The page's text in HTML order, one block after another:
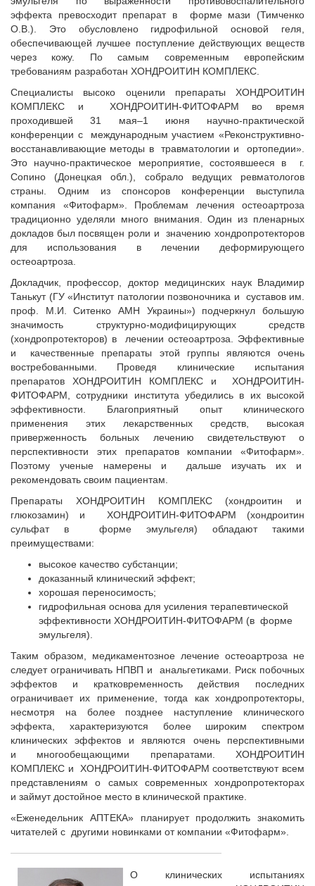
эффекта превосходит препарат в форме мази (Тимченко
О.В.). Это обусловлено гидрофильной основой геля,
обеспечивающей лучшее поступление действующих веществ
через кожу. По самым современным европейским
требованиям разработан ХОНДРОИТИН КОМПЛЕКС.
Специалисты высоко оценили препараты ХОНДРОИТИН
КОМПЛЕКС и ХОНДРОИТИН-ФИТОФАРМ во время
проходившей 31 мая–1 июня научно-практической
конференции с международным участием «Реконструктивно-
восстанавливающие методы в травматологии и ортопедии».
Это научно-практическое мероприятие, состоявшееся в г.
Сопино (Донецкая обл.), собрало ведущих ревматологов
страны. Одним из спонсоров конференции выступила
компания «Фитофарм». Проблемам лечения остеоартроза
традиционно уделяли много внимания. Один из пленарных
докладов был посвящен роли и значению хондропротекторов
для использования в лечении деформирующего
остеоартроза.
Докладчик, профессор, доктор медицинских наук Владимир
Танькут (ГУ «Институт патологии позвоночника и суставов им.
проф. М.И. Ситенко АМН Украины») подчеркнул большую
значимость структурно-модифицирующих средств
(хондропротекторов) в лечении остеоартроза. Эффективные
и качественные препараты этой группы являются очень
востребованными. Проведя клинические испытания
препаратов ХОНДРОИТИН КОМПЛЕКС и ХОНДРОИТИН-
ФИТОФАРМ, сотрудники института убедились в их высокой
эффективности. Благоприятный опыт клинического
применения этих лекарственных средств, высокая
приверженность больных лечению свидетельствуют о
перспективности этих препаратов компании «Фитофарм».
Поэтому ученые намерены и дальше изучать их и
рекомендовать своим пациентам.
Препараты ХОНДРОИТИН КОМПЛЕКС (хондроитин и
глюкозамин) и ХОНДРОИТИН-ФИТОФАРМ (хондроитин
сульфат в форме эмульгеля) обладают такими
преимуществами:
высокое качество субстанции;
доказанный клинический эффект;
хорошая переносимость;
гидрофильная основа для усиления терапевтической
эффективности ХОНДРОИТИН-ФИТОФАРМ (в форме
эмульгеля).
Таким образом, медикаментозное лечение остеоартроза не
следует ограничивать НПВП и анальгетиками. Риск побочных
эффектов и кратковременность действия последних
ограничивает их применение, тогда как хондропротекторы,
несмотря на более позднее наступление клинического
эффекта, характеризуются более широким спектром
клинических эффектов и являются очень перспективными
и многообещающими препаратами. ХОНДРОИТИН
КОМПЛЕКС и ХОНДРОИТИН-ФИТОФАРМ соответствуют всем
представлениям о самых современных хондропротекторах
и займут достойное место в клинической практике.
«Еженедельник АПТЕКА» планирует продолжить знакомить
читателей с другими новинками от компании «Фитофарм».
О клинических испытаниях